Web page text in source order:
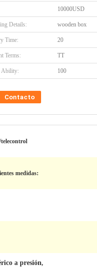
10000USD
Details: wooden box
Time: 20
Terms: TT
Ability: 100
Contacto
medidas:
a presión,